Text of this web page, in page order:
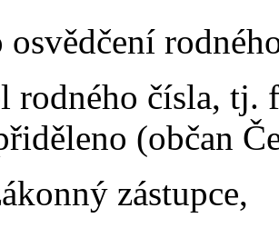
osvědčení
rodného čísla, tj.
(občan
zástupce,